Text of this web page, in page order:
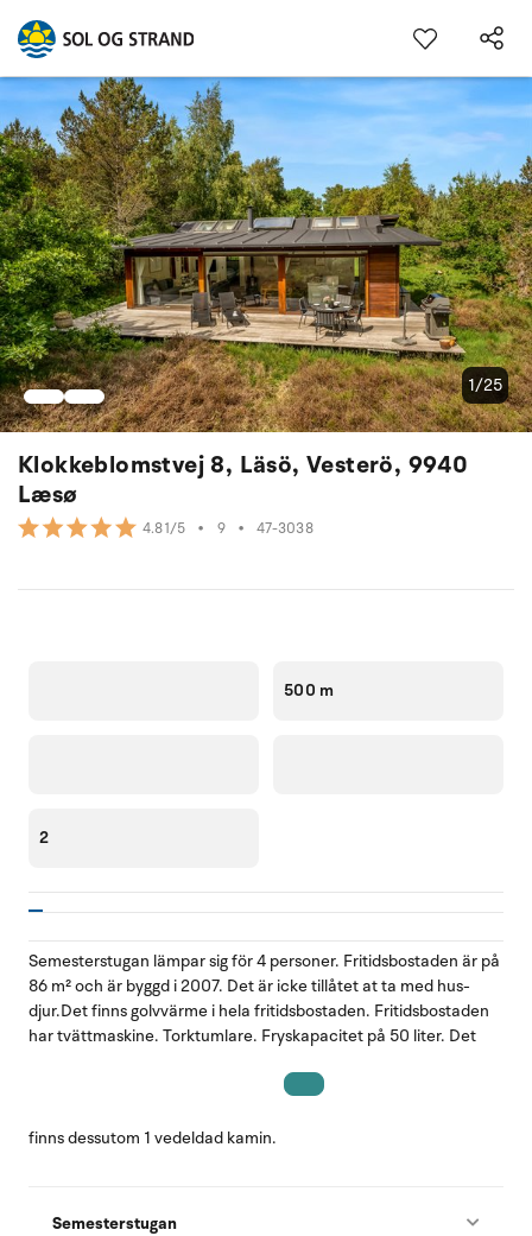
Klokkeblomstvej 8, Läsö, Vesterö, 9940
Læsø
4.81/5 • 9 • 47-3038
1/25
500 m
2
Semesterstugan lämpar sig för 4 personer. Fritidsbostaden är på
86 m² och är byggd i 2007. Det är icke tillåtet at ta med hus-
djur.Det finns golvvärme i hela fritidsbostaden. Fritidsbostaden
har tvättmaskine. Torktumlare. Fryskapacitet på 50 liter. Det
finns dessutom 1 vedeldad kamin.
Semesterstugan